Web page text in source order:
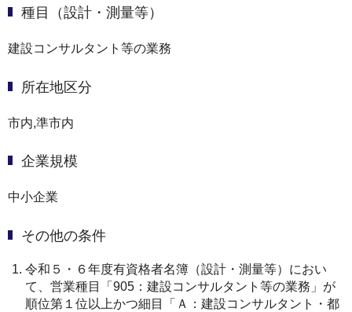
種目（設計・測量等）
建設コンサルタント等の業務
所在地区分
市内,準市内
企業規模
中小企業
その他の条件
令和５・６年度有資格者名簿（設計・測量等）におい
て、営業種目「905：建設コンサルタント等の業務」が
順位第１位以上かつ細目「Ａ：建設コンサルタント・都